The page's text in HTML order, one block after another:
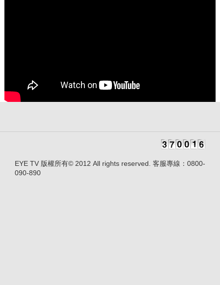
EYE TV 版權所有© 2012 All rights reserved. 客服專線：0800-
090-890